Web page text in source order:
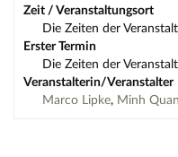
Zeit / Veranstaltungsort
Die Zeiten der
Erster Termin
Die Zeiten der
Veranstalterin/Veranstalter
Marco Lipke, Minh